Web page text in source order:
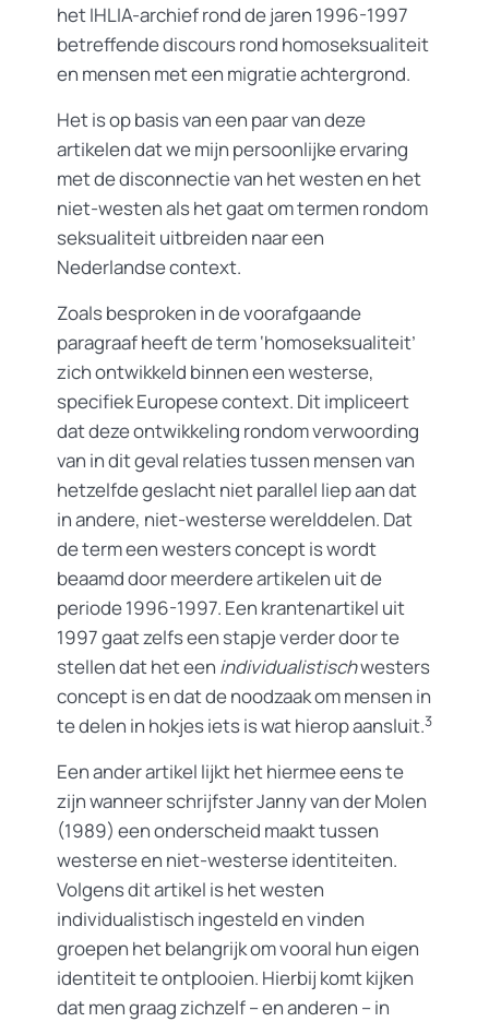
het IHLIA-archief rond de jaren 1996-1997
betreffende discours rond homoseksualiteit
en mensen met een migratie achtergrond.
Het is op basis van een paar van deze
artikelen dat we mijn persoonlijke ervaring
met de disconnectie van het westen en het
niet-westen als het gaat om termen rondom
seksualiteit uitbreiden naar een
Nederlandse context.
Zoals besproken in de voorafgaande
paragraaf heeft de term ‘homoseksualiteit’
zich ontwikkeld binnen een westerse,
specifiek Europese context. Dit impliceert
dat deze ontwikkeling rondom verwoording
van in dit geval relaties tussen mensen van
hetzelfde geslacht niet parallel liep aan dat
in andere, niet-westerse werelddelen. Dat
de term een westers concept is wordt
beaamd door meerdere artikelen uit de
periode 1996-1997. Een krantenartikel uit
1997 gaat zelfs een stapje verder door te
stellen dat het een individualistischwesters
concept is en dat de noodzaak om mensen in
te delen in hokjes iets is wat hierop aansluit.3
Een ander artikel lijkt het hiermee eens te
zijn wanneer schrijfster Janny van der Molen
(1989) een onderscheid maakt tussen
westerse en niet-westerse identiteiten.
Volgens dit artikel is het westen
individualistisch ingesteld en vinden
groepen het belangrijk om vooral hun eigen
identiteit te ontplooien. Hierbij komt kijken
dat men graag zichzelf – en anderen – in